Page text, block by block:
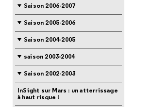
Saison 2006-2007
Saison 2005-2006
Saison 2004-2005
saison 2003-2004
Saison 2002-2003
InSight sur Mars : un atterrissage
à haut risque !